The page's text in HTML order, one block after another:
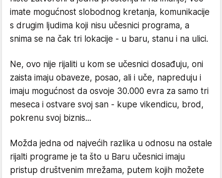
imate mogućnost slobodnog kretanja, komunikacije
s drugim ljudima koji nisu učesnici programa, a
snima se na čak tri lokacije - u baru, stanu i na ulici.
Ne, ovo nije rijaliti u kom se učesnici dosađuju, oni
zaista imaju obaveze, posao, ali i uče, napreduju i
imaju mogućnost da osvoje 30.000 evra za samo tri
meseca i ostvare svoj san - kupe vikendicu, brod,
pokrenu svoj biznis...
Možda jedna od najvećih razlika u odnosu na ostale
rijalti programe je ta što u Baru učesnici imaju
pristup društvenim mrežama, putem kojih možete